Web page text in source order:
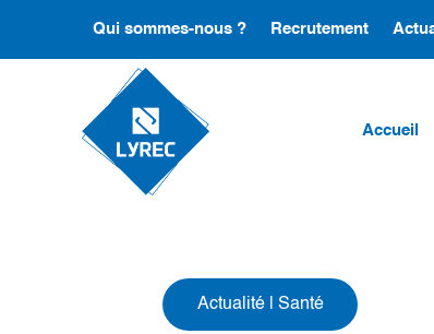
Qui sommes-nous ? Recrutement
Accueil
Actualité| Santé